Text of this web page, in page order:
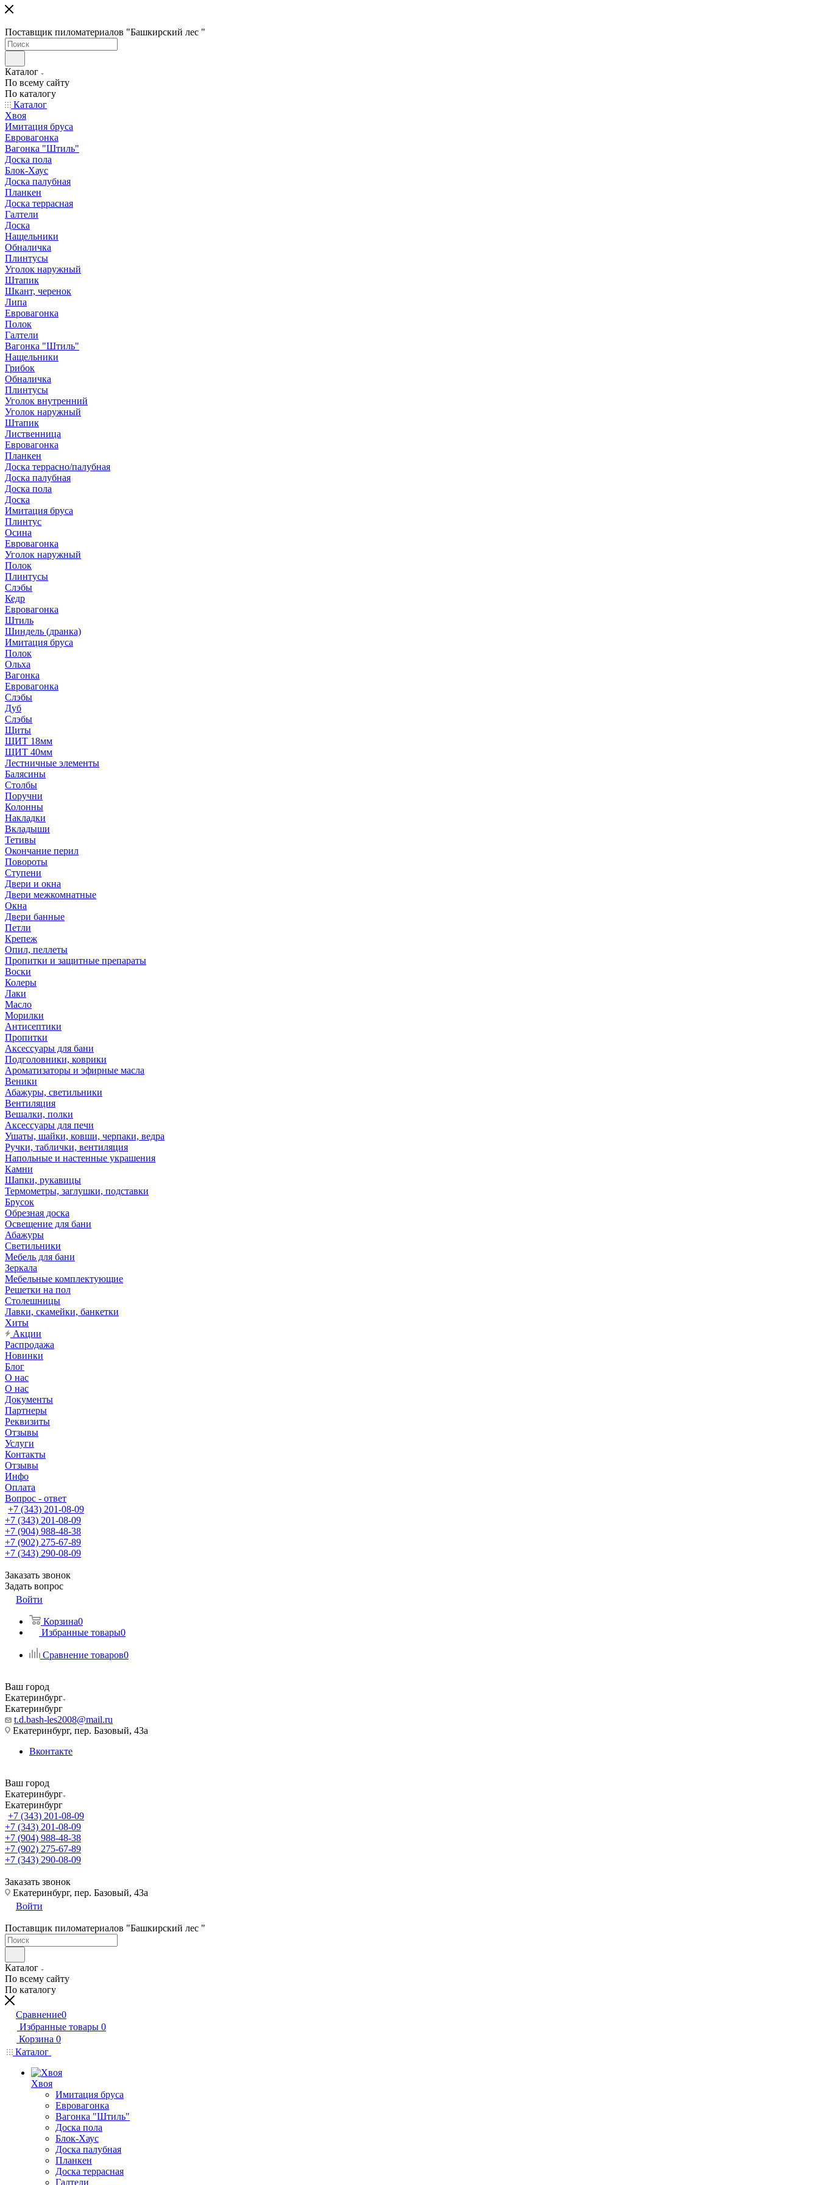
Поставщик пиломатериалов "Башкирский лес "
Каталог
По всему сайту
По каталогу
Каталог
Хвоя
Имитация бруса
Евровагонка
Вагонка "Штиль"
Доска пола
Блок-Хаус
Доска палубная
Планкен
Доска террасная
Галтели
Доска
Нащельники
Обналичка
Плинтусы
Уголок наружный
Штапик
Шкант, черенок
Липа
Евровагонка
Полок
Галтели
Вагонка "Штиль"
Нащельники
Грибок
Обналичка
Плинтусы
Уголок внутренний
Уголок наружный
Штапик
Лиственница
Евровагонка
Планкен
Доска террасно/палубная
Доска палубная
Доска пола
Доска
Имитация бруса
Плинтус
Осина
Евровагонка
Уголок наружный
Полок
Плинтусы
Слэбы
Кедр
Евровагонка
Штиль
Шиндель (дранка)
Имитация бруса
Полок
Ольха
Вагонка
Евровагонка
Слэбы
Дуб
Слэбы
Щиты
ЩИТ 18мм
ЩИТ 40мм
Лестничные элементы
Балясины
Столбы
Поручни
Колонны
Накладки
Вкладыши
Тетивы
Окончание перил
Повороты
Ступени
Двери и окна
Двери межкомнатные
Окна
Двери банные
Петли
Крепеж
Опил, пеллеты
Пропитки и защитные препараты
Воски
Колеры
Лаки
Масло
Морилки
Антисептики
Пропитки
Аксессуары для бани
Подголовники, коврики
Ароматизаторы и эфирные масла
Веники
Абажуры, светильники
Вентиляция
Вешалки, полки
Аксессуары для печи
Ушаты, шайки, ковши, черпаки, ведра
Ручки, таблички, вентиляция
Напольные и настенные украшения
Камни
Шапки, рукавицы
Термометры, заглушки, подставки
Брусок
Обрезная доска
Освещение для бани
Абажуры
Светильники
Мебель для бани
Зеркала
Мебельные комплектующие
Решетки на пол
Столешницы
Лавки, скамейки, банкетки
Хиты
Акции
Распродажа
Новинки
Блог
О нас
О нас
Документы
Партнеры
Реквизиты
Отзывы
Услуги
Контакты
Отзывы
Инфо
Оплата
Вопрос - ответ
+7 (343) 201-08-09
+7 (343) 201-08-09
+7 (904) 988-48-38
+7 (902) 275-67-89
+7 (343) 290-08-09
Заказать звонок
Задать вопрос
Войти
Корзина0
Избранные товары0
Сравнение товаров0
Ваш город
Екатеринбург
Екатеринбург
t.d.bash-les2008@mail.ru
Екатеринбург, пер. Базовый, 43а
Вконтакте
Ваш город
Екатеринбург
Екатеринбург
+7 (343) 201-08-09
+7 (343) 201-08-09
+7 (904) 988-48-38
+7 (902) 275-67-89
+7 (343) 290-08-09
Заказать звонок
Екатеринбург, пер. Базовый, 43а
Войти
Поставщик пиломатериалов "Башкирский лес "
Каталог
По всему сайту
По каталогу
Сравнение0
Избранные товары 0
Корзина 0
Каталог
Хвоя
Имитация бруса
Евровагонка
Вагонка "Штиль"
Доска пола
Блок-Хаус
Доска палубная
Планкен
Доска террасная
Галтели